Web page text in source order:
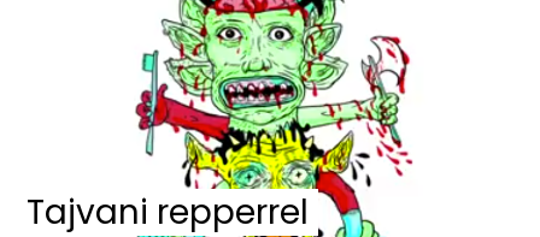
Tajvani repperrel